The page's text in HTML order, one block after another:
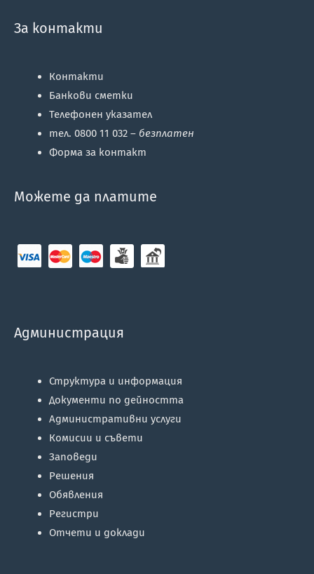
За контакти
Контакти
Банкови сметки
Телефонен указател
тел. 0800 11 032 – безплатен
Форма за контакт
Можете да платите
Администрация
Структура и информация
Документи по дейността
Административни услуги
Комисии и съвети
Заповеди
Решения
Обявления
Регистри
Отчети и доклади